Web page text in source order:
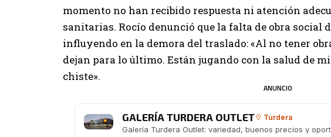
momento no han recibido respuesta ni atención
sanitarias. Rocío denunció que la falta de obra social
influyendo en la demora del traslado: «Al no tener
dejan para lo último. Están jugando con la salud de
chiste».
ANUNCIO
GALERÍA TURDERA OUTLET Turdera